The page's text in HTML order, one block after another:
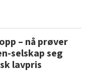
– nå prøver
selskap seg
lavpris